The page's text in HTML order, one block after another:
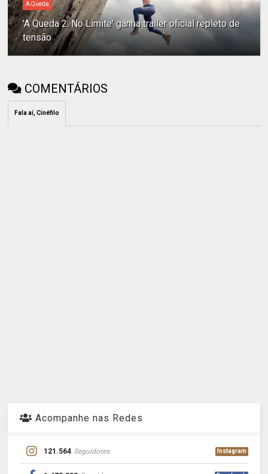
A Queda
'A Queda 2: No Limite' ganha trailer oficial repleto de
tensão
COMENTÁRIOS
Fala aí, Cinéfilo
Acompanhe nas Redes
121.564 Seguidores Instagram